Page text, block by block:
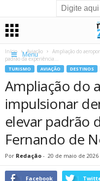
Menu
Início Aviação
Ampliação do
padrão da experiência...
TURISMO AVIAÇÃO DESTINOS
Ampliação do
impulsionar
elevar padrão
Fernando de
Por Redação - 20 de maio de 2026
Facebook